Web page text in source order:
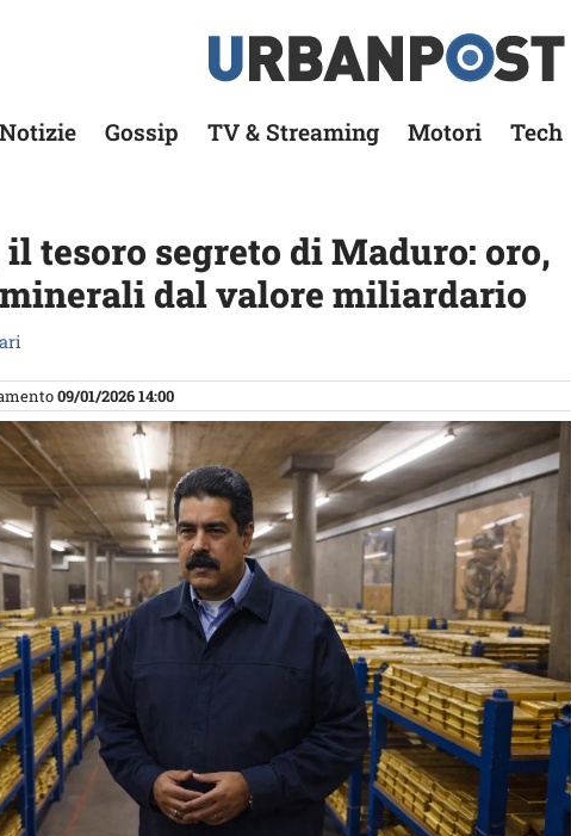
Notizie Gossip TV & Streaming Motori Tech
tesoro segreto di Maduro: oro,
dal valore miliardario
09/01/2026 14:00